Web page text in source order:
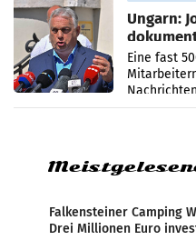
Ungarn:
Zensur
Eine fast
Falkensteiner Camping
Drei Millionen Euro